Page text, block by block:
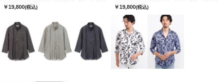
￥19,800(税込) ￥19,800(税込)